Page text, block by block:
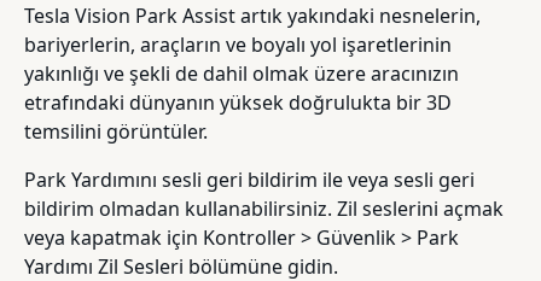
Tesla Vision Park Assist artık yakındaki nesnelerin,
bariyerlerin, araçların ve boyalı yol işaretlerinin
yakınlığı ve şekli de dahil olmak üzere aracınızın
etrafındaki dünyanın yüksek doğrulukta bir 3D
temsilini görüntüler.
Park Yardımını sesli geri bildirim ile veya sesli geri
bildirim olmadan kullanabilirsiniz. Zil seslerini açmak
veya kapatmak için Kontroller > Güvenlik > Park
Yardımı Zil Sesleri bölümüne gidin.